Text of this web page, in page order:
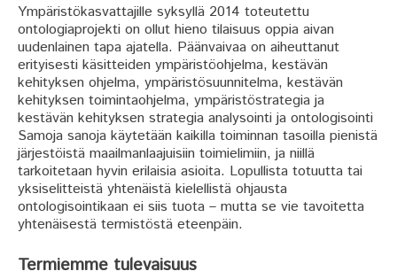
Ympäristökasvattajille syksyllä 2014 toteutettu
ontologiaprojekti on ollut hieno tilaisuus oppia aivan
uudenlainen tapa ajatella. Päänvaivaa on aiheuttanut
erityisesti käsitteiden ympäristöohjelma, kestävän
kehityksen ohjelma, ympäristösuunnitelma, kestävän
kehityksen toimintaohjelma, ympäristöstrategia ja
kestävän kehityksen strategia analysointi ja ontologisointi
Samoja sanoja käytetään kaikilla toiminnan tasoilla pienistä
järjestöistä maailmanlaajuisiin toimielimiin, ja niillä
tarkoitetaan hyvin erilaisia asioita. Lopullista totuutta tai
yksiselitteistä yhtenäistä kielellistä ohjausta
ontologisointikaan ei siis tuota – mutta se vie tavoitetta
yhtenäisestä termistöstä eteenpäin.
Termiemme tulevaisuus